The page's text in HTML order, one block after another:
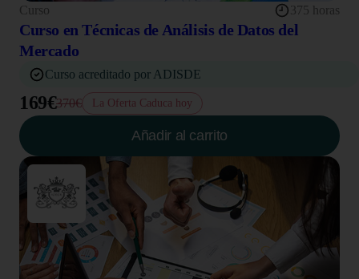
Curso 375 horas
Curso en Técnicas de Análisis de Datos del
Mercado
Curso acreditado por ADISDE
169€370€ La Oferta Caduca hoy
Añadir al carrito